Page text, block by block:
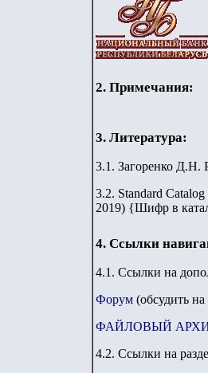
2. Примечания:
3. Литература:
3.1. Загоренко Д.Н.
3.2. Standard
2019) {Шифр в
4. Ссылки
4.1. Ссылки на
Форум (обсудить
ФАЙЛОВЫЙ
4.2. Ссылки на